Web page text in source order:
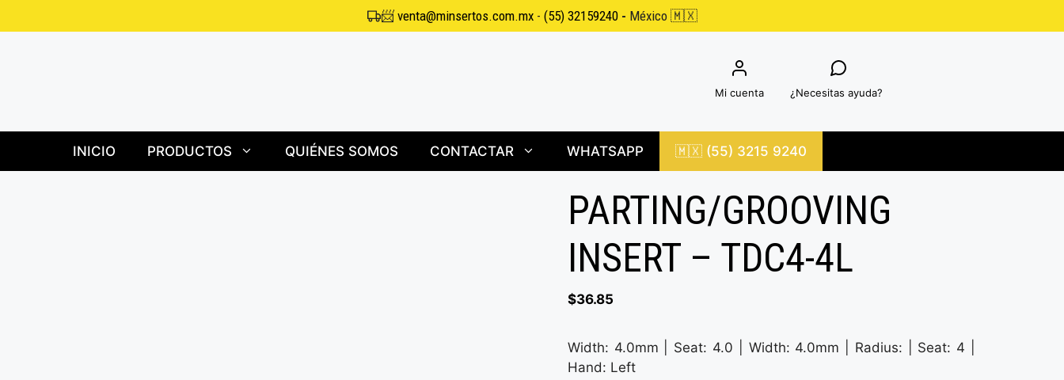
al
📨 venta@minsertos.com.mx- (55) 32159240 - México 🇲🇽
Mi cuenta ¿Necesitas ayuda?
INICIO PRODUCTOS QUIÉNES SOMOS CONTACTAR WHATSAPP 🇲🇽 (55) 3215 9240
PARTING/GROOVING
INSERT – TDC4-4L
$36.85
Width: 4.0mm | Seat: 4.0 | Width: 4.0mm | Radius: | Seat: 4 |
Hand: Left